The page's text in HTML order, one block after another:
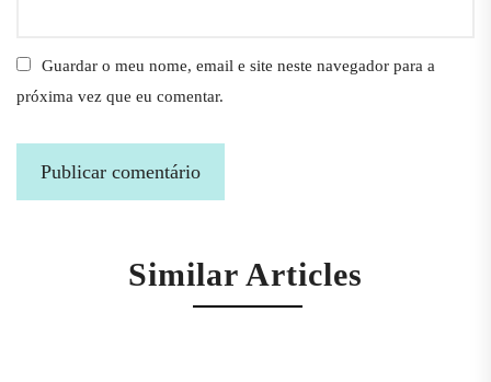
Guardar o meu nome, email e site neste navegador para a
próxima vez que eu comentar.
Similar Articles